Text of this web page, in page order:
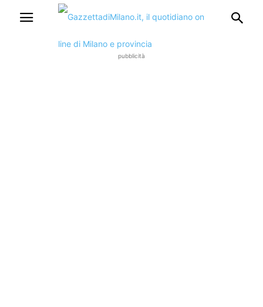
pubblicità